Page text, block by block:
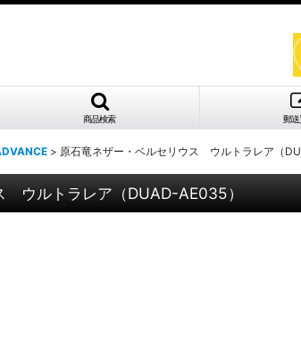
商品検索 郵送
> 原石竜ネザー・ベルセリウス ウルトラレア（
ウルトラレア（DUAD-AE035）